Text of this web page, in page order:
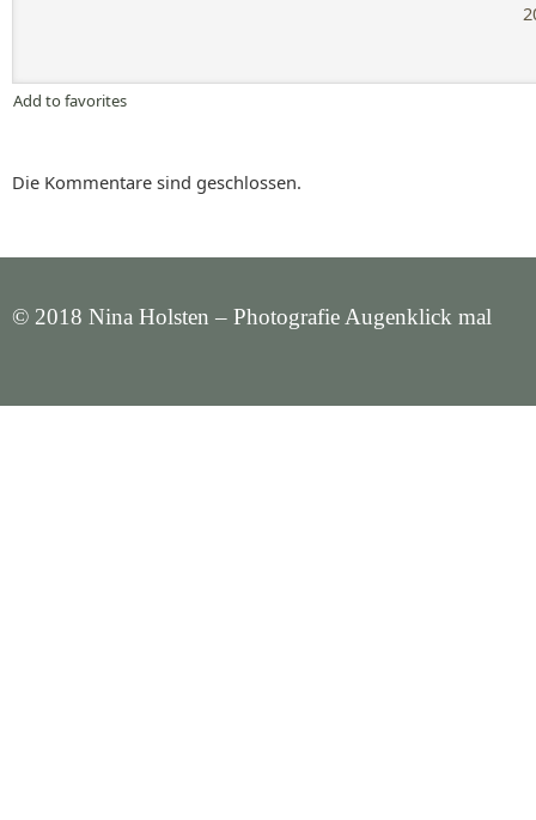
Add to favorites
Die Kommentare sind geschlossen.
© 2018 Nina Holsten – Photografie Augenklick mal